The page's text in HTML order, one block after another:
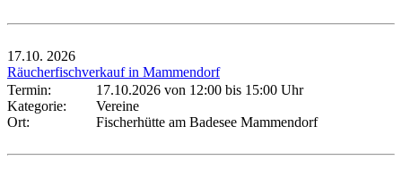
17.10. 2026
Räucherfischverkauf in Mammendorf
Termin:
17.10.2026 von 12:00 bis 15:00 Uhr
Kategorie:
Vereine
Ort:
Fischerhütte am Badesee Mammendorf